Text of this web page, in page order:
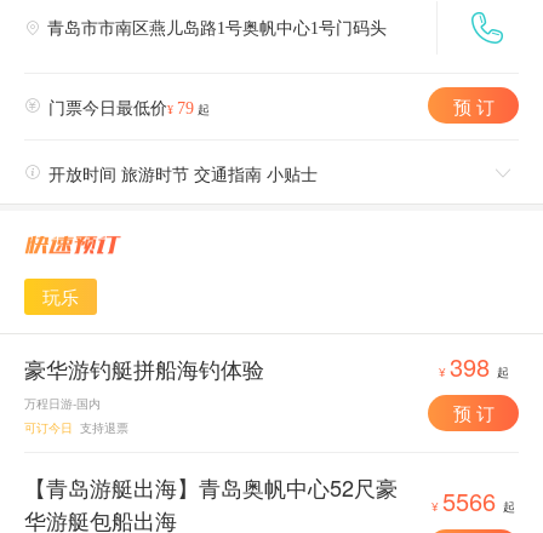

 青岛市市南区燕儿岛路1号奥帆中心1号门码头
 门票今日最低价¥ 79 起 预 订
 开放时间 旅游时节 交通指南 小贴士 
玩乐
豪华游钓艇拼船海钓体验
万程日游-国内
可订今日 支持退票
¥ 398 起
预 订
【青岛游艇出海】青岛奥帆中心52尺豪
华游艇包船出海
¥ 5566 起